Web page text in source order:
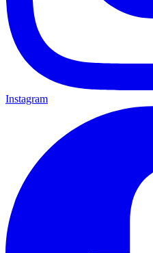
Instagram